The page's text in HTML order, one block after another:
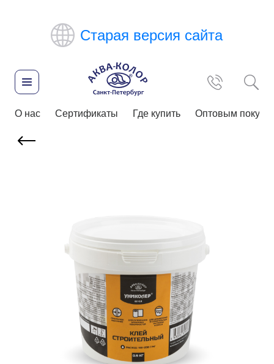
Старая версия сайта
О нас Сертификаты Где купить Оптовым